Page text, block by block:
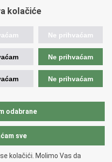
spolova
kolačiće
Ne prihvaćam
Ne prihvaćam
Ne prihvaćam
odabrane
sve
kolačići. Molimo Vas da